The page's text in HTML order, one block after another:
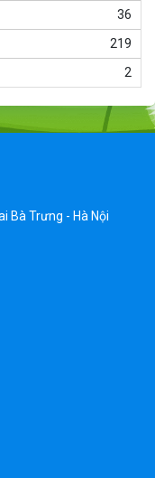
sát J2988
hình M666
M03
36
219
2
Bà Trưng - Hà Nội